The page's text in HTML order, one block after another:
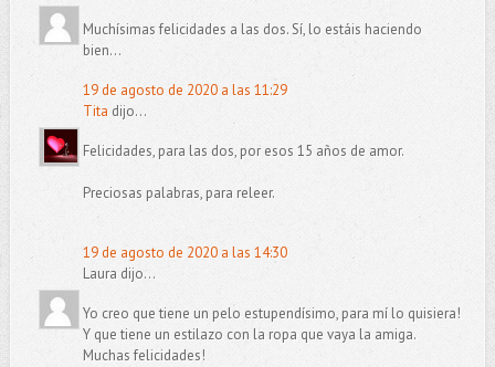
Muchísimas felicidades a las dos. Sí, lo estáis haciendo
bien...
19 de agosto de 2020 a las 11:29
Tita dijo...
Felicidades, para las dos, por esos 15 años de amor.
Preciosas palabras, para releer.
19 de agosto de 2020 a las 14:30
Laura dijo...
Yo creo que tiene un pelo estupendísimo, para mí lo quisiera!
Y que tiene un estilazo con la ropa que vaya la amiga.
Muchas felicidades!